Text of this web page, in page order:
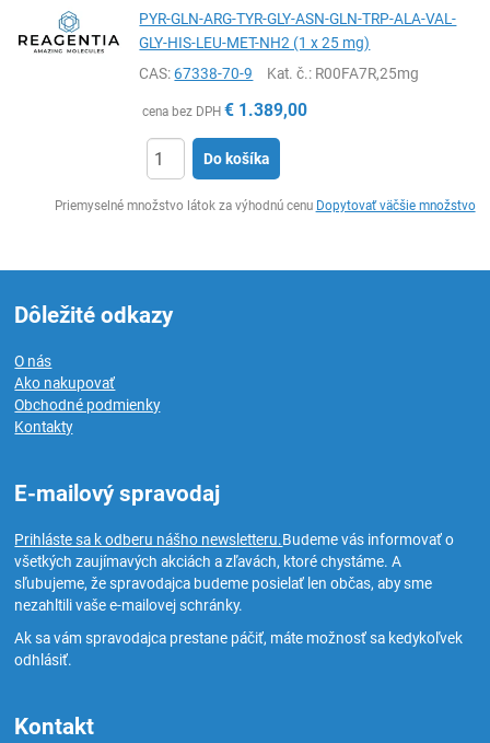
PYR-GLN-ARG-TYR-GLY-ASN-GLN-TRP-ALA-VAL-
GLY-HIS-LEU-MET-NH2 (1 x 25 mg)
CAS:67338-70-9 Kat. č.: R00FA7R,25mg
cena bez DPH € 1.389,00
Do košíka
Priemyselné množstvo látok za výhodnú cenu Dopytovať väčšie množstvo
Dôležité odkazy
O nás
Ako nakupovať
Obchodné podmienky
Kontakty
E-mailový spravodaj
Prihláste sa k odberu nášho newsletteru.Budeme vás informovať o
všetkých zaujímavých akciách a zľavách, ktoré chystáme. A
sľubujeme, že spravodajca budeme posielať len občas, aby sme
nezahltili vaše e-mailovej schránky.
Ak sa vám spravodajca prestane páčiť, máte možnosť sa kedykoľvek
odhlásiť.
Kontakt